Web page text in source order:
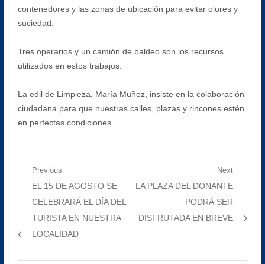
contenedores y las zonas de ubicación para evitar olores y
suciedad.
Tres operarios y un camión de baldeo son los recursos
utilizados en estos trabajos.
La edil de Limpieza, María Muñoz, insiste en la colaboración
ciudadana para que nuestras calles, plazas y rincones estén
en perfectas condiciones.
Navegación
entradas
Previous
Previous
post:
EL 15 DE AGOSTO SE
CELEBRARÁ EL DÍA DEL
TURISTA EN NUESTRA
LOCALIDAD
Next
Next
LA PLAZA DEL DONANTE
PODRÁ SER
DISFRUTADA EN BREVE